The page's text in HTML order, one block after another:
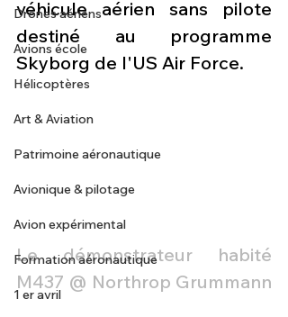
Drones aériens
Avions école
Hélicoptères
Art & Aviation
Patrimoine aéronautique
Avionique & pilotage
Avion expérimental
Formation aéronautique
1 er avril
véhicule aérien sans pilote
destiné au programme
Skyborg de l'US Air Force.
Le démonstrateur habité
M437 @ Northrop Grummann